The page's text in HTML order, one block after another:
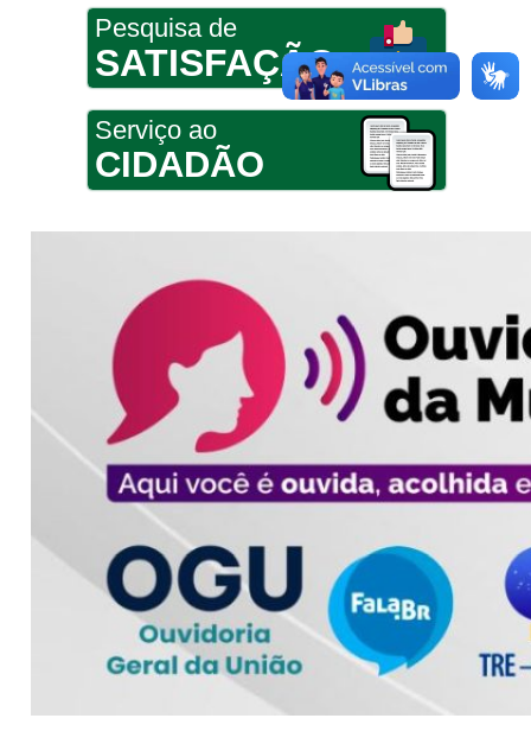
Pesquisa de
SATISFAÇÃO
Serviço ao
CIDADÃO